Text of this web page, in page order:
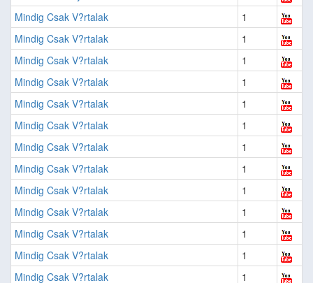
Mindig Csak V?rtalak
1
Mindig Csak V?rtalak
1
Mindig Csak V?rtalak
1
Mindig Csak V?rtalak
1
Mindig Csak V?rtalak
1
Mindig Csak V?rtalak
1
Mindig Csak V?rtalak
1
Mindig Csak V?rtalak
1
Mindig Csak V?rtalak
1
Mindig Csak V?rtalak
1
Mindig Csak V?rtalak
1
Mindig Csak V?rtalak
1
Mindig Csak V?rtalak
1